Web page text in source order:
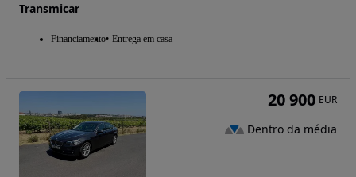
Transmicar
Financiamento Entrega em casa
20 900 EUR
Dentro da média